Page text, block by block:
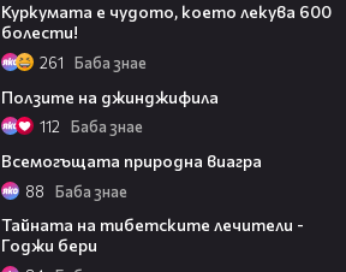
Куркумата е чудото, което лекува 600
болести!
261 Баба знае
Ползите на джинджифила
112 Баба знае
Всемогъщата природна виагра
88 Баба знае
Тайната на тибетските лечители -
Годжи бери